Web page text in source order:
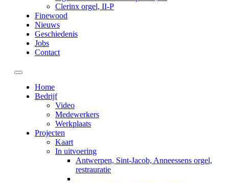
Clerinx orgel, II-P
Finewood
Nieuws
Geschiedenis
Jobs
Contact
Toggle navigation
Home
Bedrijf
Video
Medewerkers
Werkplaats
Projecten
Kaart
In uitvoering
Antwerpen, Sint-Jacob, Anneessens orgel,
restrauratie